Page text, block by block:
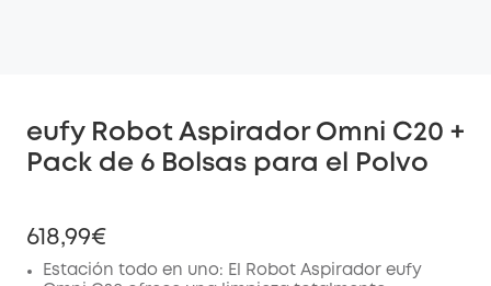
eufy Robot Aspirador Omni C20 +
Pack de 6 Bolsas para el Polvo
618,99€
Estación todo en uno: El Robot Aspirador eufy